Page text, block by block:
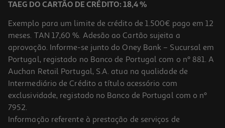
TAEG DO CARTÃO DE CRÉDITO: 18,4 %
Exemplo para um limite de crédito de 1.500€ pago em 12
meses. TAN 17,60 %. Adesão ao Cartão sujeita a
aprovação. Informe-se junto do Oney Bank – Sucursal em
Portugal, registado no Banco de Portugal com o nº 881. A
Auchan Retail Portugal, S.A. atua na qualidade de
Intermediário de Crédito a título acessório com
exclusividade, registado no Banco de Portugal com o nº
7952.
Informação referente à prestação de serviços de